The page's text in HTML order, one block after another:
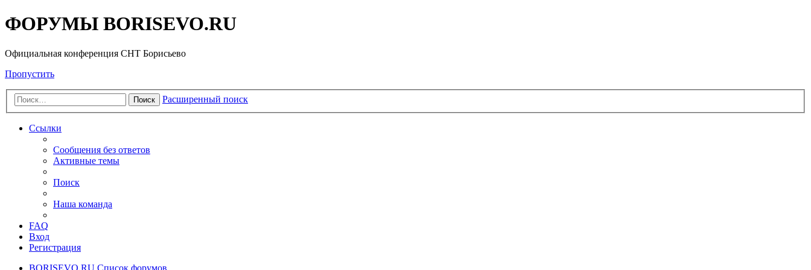
ФОРУМЫ BORISEVO.RU
Официальная конференция СНТ Борисьево
Пропустить
Поиск Расширенный поиск
Ссылки
Сообщения без ответов
Активные темы
Поиск
Наша команда
FAQ
Вход
Регистрация